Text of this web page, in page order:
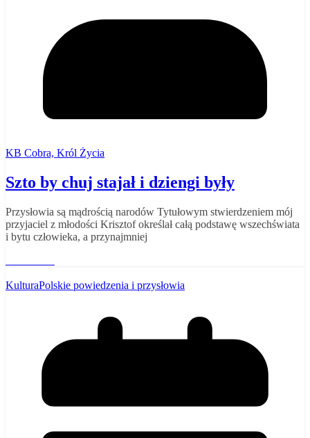
KB Cobra, Król Życia
Szto by chuj stajał i dziengi były
Przysłowia są mądrością narodów Tytułowym stwierdzeniem mój
przyjaciel z młodości Krisztof określał całą podstawę wszechświata
i bytu człowieka, a przynajmniej
KulturaPolskie powiedzenia i przysłowia